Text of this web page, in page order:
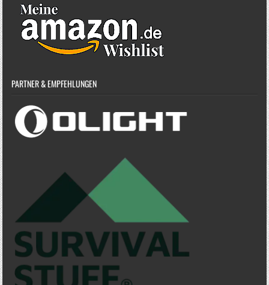
PARTNER & EMPFEHLUNGEN